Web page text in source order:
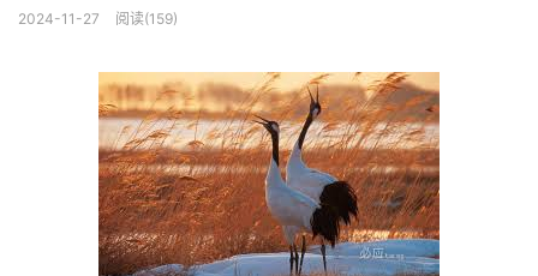
2024-11-27 阅读(159)